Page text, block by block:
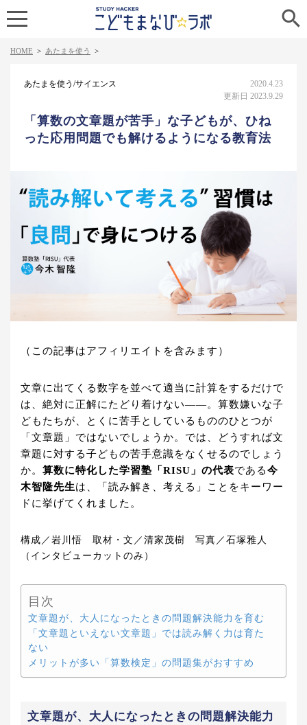

HOME > あたまを使う >
あたまを使う/サイエンス
2020.4.23
更新日 2023.9.29
「算数の文章題が苦手」な子どもが、ひね
った応用問題でも解けるようになる教育法
（この記事はアフィリエイトを含みます）
文章に出てくる数字を並べて適当に計算をするだけで
は、絶対に正解にたどり着けない――。算数嫌いな子
どもたちが、とくに苦手としているもののひとつが
「文章題」ではないでしょうか。では、どうすれば文
章題に対する子どもの苦手意識をなくせるのでしょう
か。 算数に特化した学習塾「RISU」の代表である今
木智隆先生は、「読み解き、考える」ことをキーワー
ドに挙げてくれました。
構成／岩川悟 取材・文／清家茂樹 写真／石塚雅人
（インタビューカットのみ）
目次
文章題が、大人になったときの問題解決能力を育む
「文章題といえない文章題」では読み解く力は育た
ない
メリットが多い「算数検定」の問題集がおすすめ
文章題が、大人になったときの問題解決能力